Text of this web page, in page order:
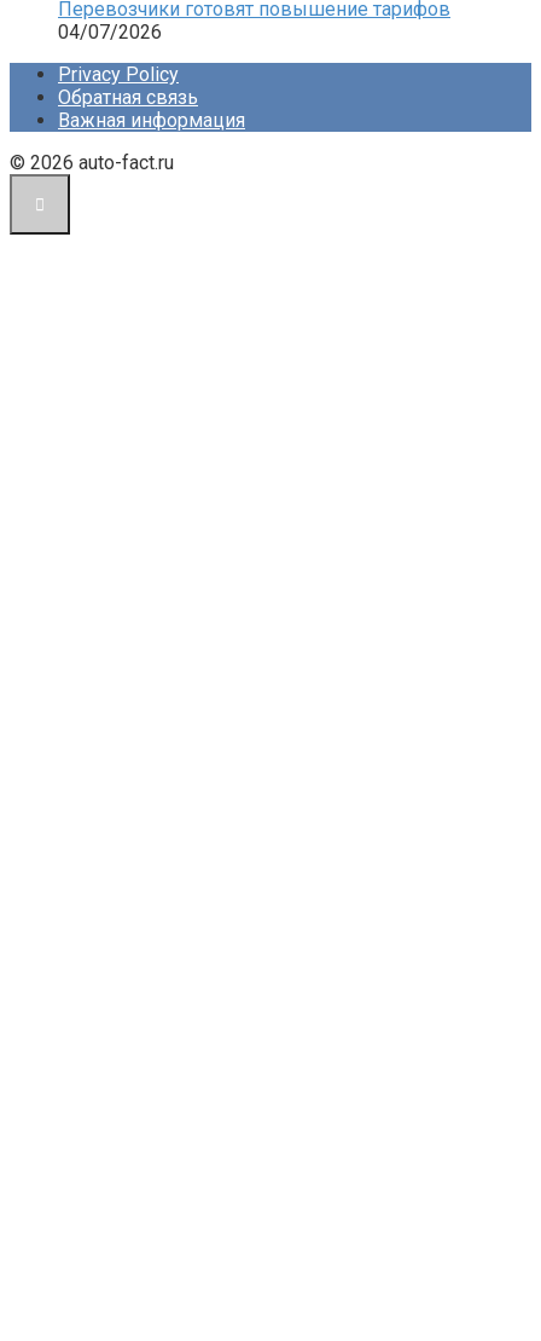
Перевозчики готовят повышение тарифов
04/07/2026
Privacy Policy
Обратная связь
Важная информация
© 2026 auto-fact.ru